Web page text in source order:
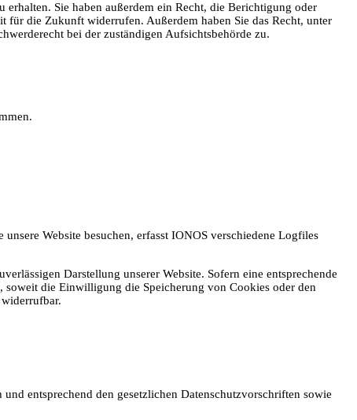
Sie haben außerdem ein Recht, die Berichtigung oder
die Zukunft widerrufen. Außerdem haben Sie das Recht, unter
bei der zuständigen Aufsichtsbehörde zu.
Website besuchen, erfasst IONOS verschiedene Logfiles
Darstellung unserer Website. Sofern eine entsprechende
die Einwilligung die Speicherung von Cookies oder den
entsprechend den gesetzlichen Datenschutzvorschriften sowie